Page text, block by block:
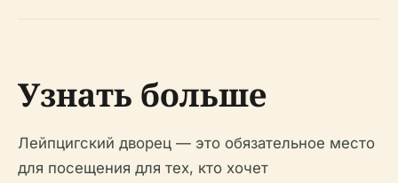
Узнать больше
Лейпцигский дворец — это обязательное место
для посещения для тех, кто хочет